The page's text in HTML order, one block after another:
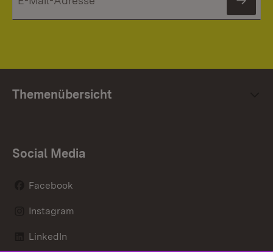
Themenübersicht
Social Media
Facebook
Instagram
LinkedIn